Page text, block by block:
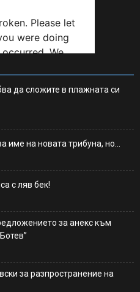
да сложите в плажната си
име на новата трибуна, но…
с ляв бек!
за анекс към
за разпространение на